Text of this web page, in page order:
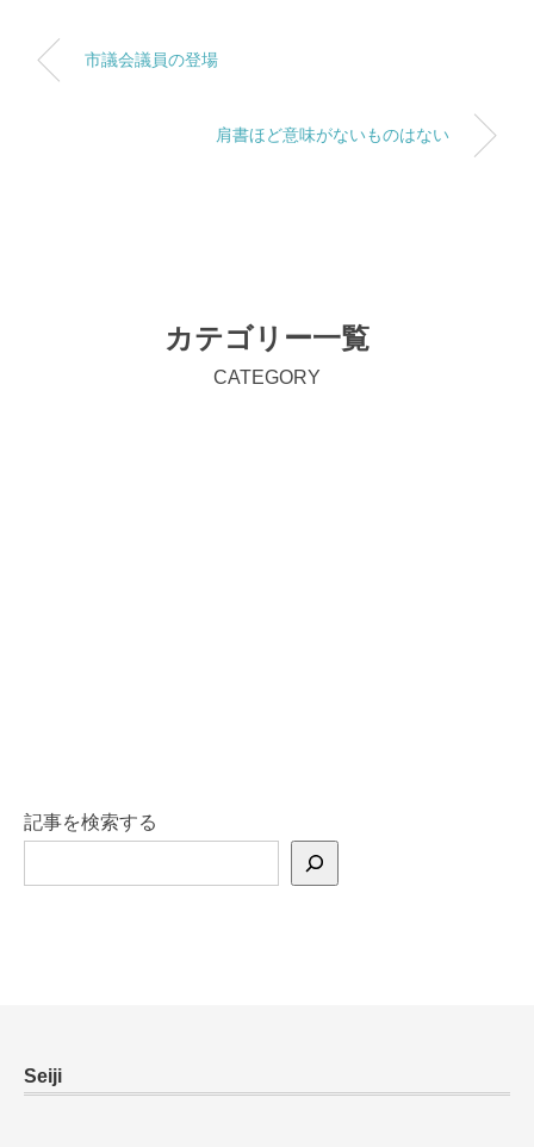
市議会議員の登場
肩書ほど意味がないものはない
カテゴリー一覧
CATEGORY
記事を検索する
Seiji